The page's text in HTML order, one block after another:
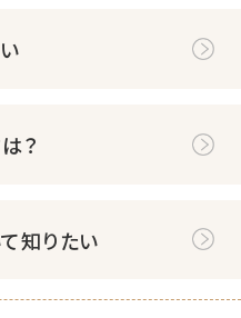
？
知りたい